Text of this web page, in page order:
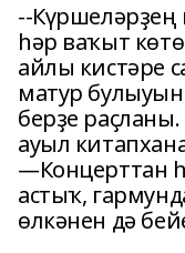
--Күршеләрҙең
һәр ваҡыт
айлы кистәре
матур
берҙе
ауыл
—Концерттан
астыҡ,
өлкәнен дә